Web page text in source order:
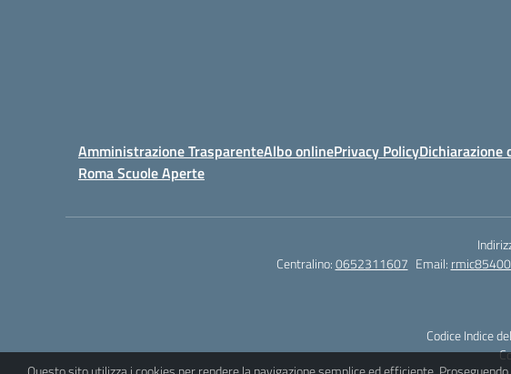
Amministrazione TrasparenteAlbo onlinePrivacy PolicyDichiarazione
Roma Scuole Aperte
Centralino:0652311607 Email:
Codice Indice